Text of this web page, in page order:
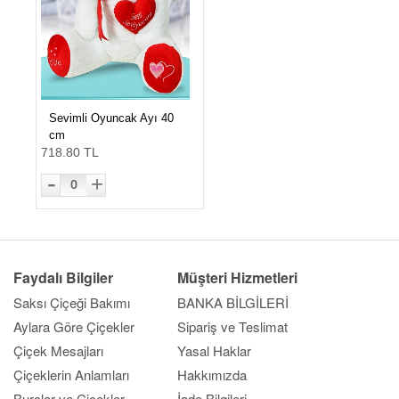
Sevimli Oyuncak Ayı 40
cm
718.80 TL
- 0 +
Faydalı Bilgiler
Saksı Çiçeği Bakımı
Aylara Göre Çiçekler
Çiçek Mesajları
Çiçeklerin Anlamları
Müşteri Hizmetleri
BANKA BİLGİLERİ
Sipariş ve Teslimat
Yasal Haklar
Hakkımızda